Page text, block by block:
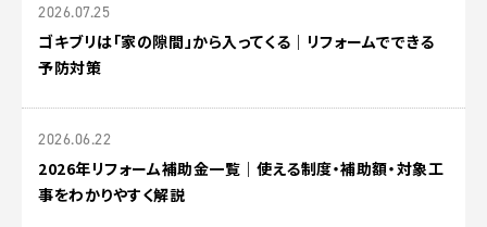
2026.07.25
ゴキブリは「家の隙間」から入ってくる｜リフォームでできる
予防対策
2026.06.22
2026年リフォーム補助金一覧｜使える制度・補助額・対象工
事をわかりやすく解説